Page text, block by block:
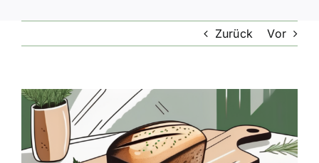
Zurück Vor
Zeige
grösseres
Bild